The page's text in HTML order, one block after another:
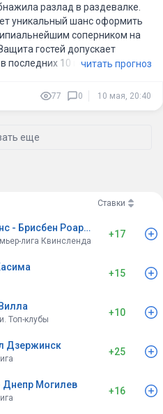
разлад в раздевалке.
уникальный шанс оформить
соперником на
гостей допускает
последних 10 играх), чем
исторического контекста
не оставляет «Реалу»
читать прогноз
77 0 10 мая, 20:40
еще
Ставки
Квинсленд Лайонс - Брисбен Роар НПЛ
лига Квинсленда
+17
+15
Топ-клубы
+10
Дзержинск
+25
Могилев
+16